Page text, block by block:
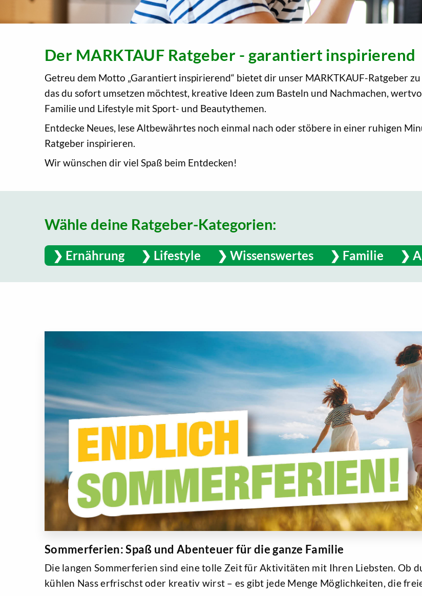
Der MARKTAUF Ratgeber - garantiert inspirierend
Getreu dem Motto „Garantiert inspirierend“ bietet dir unser MARKTKAUF-Ratgeber
das du sofort umsetzen möchtest, kreative Ideen zum Basteln und Nachmachen,
Familie und Lifestyle mit Sport- und Beautythemen.
Entdecke Neues, lese Altbewährtes noch einmal nach oder stöbere in einer ruhigen
Ratgeber inspirieren.
Wir wünschen dir viel Spaß beim Entdecken!
Wähle deine Ratgeber-Kategorien:
Ernährung Lifestyle Wissenswertes Familie
Sommerferien: Spaß und Abenteuer für die ganze Familie
Die langen Sommerferien sind eine tolle Zeit für Aktivitäten mit Ihren Liebsten. Ob
kühlen Nass erfrischst oder kreativ wirst – es gibt jede Menge Möglichkeiten, die